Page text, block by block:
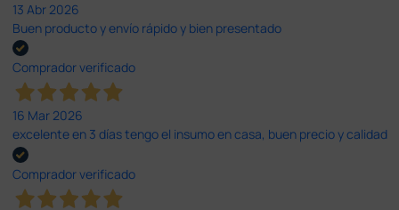
13 Abr 2026
Buen producto y envío rápido y bien presentado
Comprador verificado
16 Mar 2026
excelente en 3 días tengo el insumo en casa, buen precio y calidad
Comprador verificado